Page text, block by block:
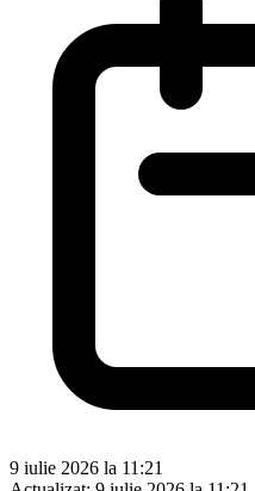
9 iulie 2026 la 11:21